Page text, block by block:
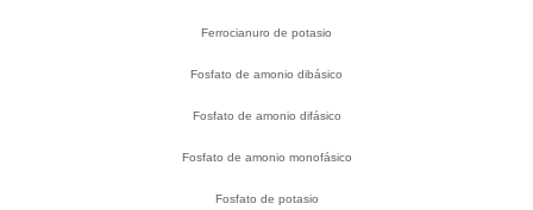
Ferrocianuro de potasio
Fosfato de amonio dibásico
Fosfato de amonio difásico
Fosfato de amonio monofásico
Fosfato de potasio